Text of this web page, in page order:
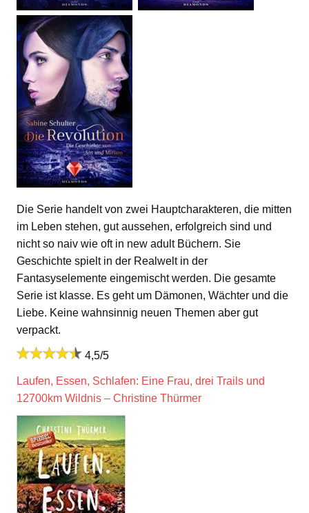
Die Serie handelt von zwei Hauptcharakteren, die mitten
im Leben stehen, gut aussehen, erfolgreich sind und
nicht so naiv wie oft in new adult Büchern. Sie
Geschichte spielt in der Realwelt in der
Fantasyselemente eingemischt werden. Die gesamte
Serie ist klasse. Es geht um Dämonen, Wächter und die
Liebe. Keine wahnsinnig neuen Themen aber gut
verpackt.
4,5/5
Laufen, Essen, Schlafen: Eine Frau, drei Trails und
12700km Wildnis – Christine Thürmer